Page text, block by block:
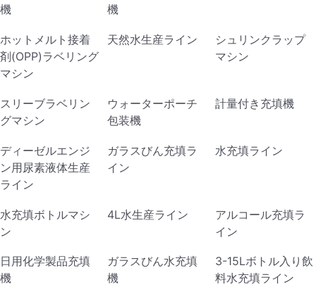
機
機
ホットメルト接着
剤(OPP)ラベリング
マシン
天然水生産ライン
シュリンクラップ
マシン
スリーブラベリン
グマシン
ウォーターポーチ
包装機
計量付き充填機
ディーゼルエンジ
ン用尿素液体生産
ライン
ガラスびん充填ラ
イン
水充填ライン
水充填ボトルマシ
ン
4L水生産ライン
アルコール充填ラ
イン
日用化学製品充填
機
ガラスびん水充填
機
3-15Lボトル入り飲
料水充填ライン